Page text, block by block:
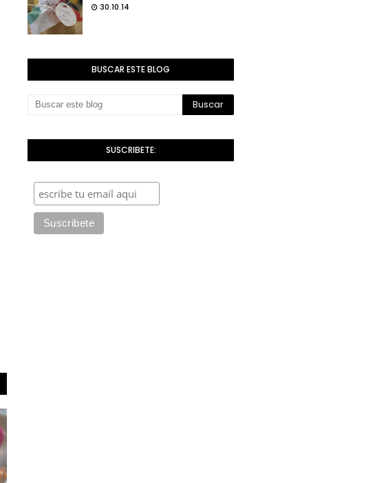
30.10.14
BUSCAR ESTE BLOG
SUSCRIBETE: